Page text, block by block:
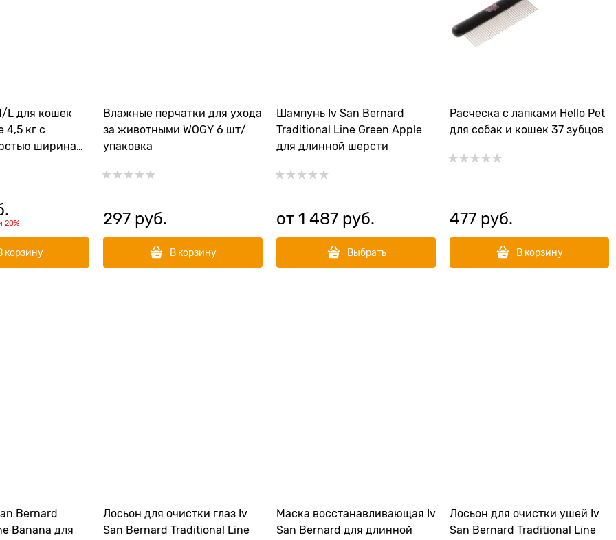
L для кошек
4,5 кг с
ширина
M/L Short
20%
корзину
Влажные перчатки для ухода
за животными WOGY 6 шт/
упаковка
297 руб.
В корзину
Шампунь Iv San Bernard
Traditional Line Green Apple
для длинной шерсти
от 1 487 руб.
Выбрать
Расческа с лапками Hello Pet
для собак и кошек 37 зубцов
477 руб.
В корзину
Bernard
Banana для
Лосьон для очистки глаз Iv
San Bernard Traditional Line
Маска восстанавливающая Iv
San Bernard для длинной
Лосьон для очистки ушей Iv
San Bernard Traditional Line